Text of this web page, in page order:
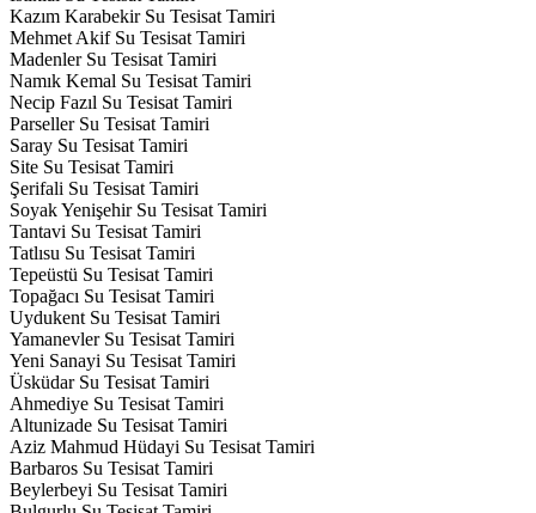
Kazım Karabekir Su Tesisat Tamiri
Mehmet Akif Su Tesisat Tamiri
Madenler Su Tesisat Tamiri
Namık Kemal Su Tesisat Tamiri
Necip Fazıl Su Tesisat Tamiri
Parseller Su Tesisat Tamiri
Saray Su Tesisat Tamiri
Site Su Tesisat Tamiri
Şerifali Su Tesisat Tamiri
Soyak Yenişehir Su Tesisat Tamiri
Tantavi Su Tesisat Tamiri
Tatlısu Su Tesisat Tamiri
Tepeüstü Su Tesisat Tamiri
Topağacı Su Tesisat Tamiri
Uydukent Su Tesisat Tamiri
Yamanevler Su Tesisat Tamiri
Yeni Sanayi Su Tesisat Tamiri
Üsküdar Su Tesisat Tamiri
Ahmediye Su Tesisat Tamiri
Altunizade Su Tesisat Tamiri
Aziz Mahmud Hüdayi Su Tesisat Tamiri
Barbaros Su Tesisat Tamiri
Beylerbeyi Su Tesisat Tamiri